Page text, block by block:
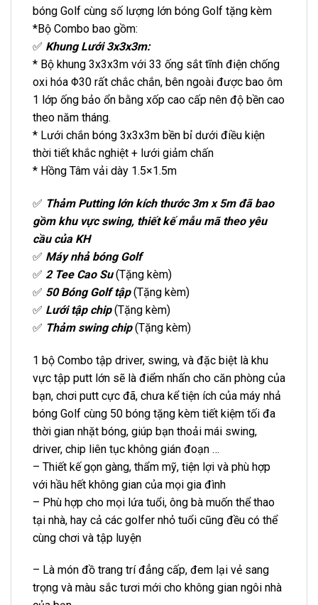
bóng Golf cùng số lượng lớn bóng Golf tặng kèm
*Bộ Combo bao gồm:
✅ Khung Lưới 3x3x3m:
* Bộ khung 3x3x3m với 33 ống sắt tĩnh điện chống
oxi hóa Φ30 rất chắc chắn, bên ngoài được bao ôm
1 lớp ống bảo ổn bằng xốp cao cấp nên độ bền cao
theo năm tháng.
* Lưới chắn bóng 3x3x3m bền bỉ dưới điều kiện
thời tiết khắc nghiệt + lưới giảm chấn
* Hồng Tâm vải dày 1.5×1.5m
✅ Thảm Putting lớn kích thước 3m x 5m đã bao
gồm khu vực swing, thiết kế mẫu mã theo yêu
cầu của KH
✅ Máy nhả bóng Golf
✅ 2 Tee Cao Su (Tặng kèm)
✅ 50 Bóng Golf tập(Tặng kèm)
✅ Lưới tập chip(Tặng kèm)
✅ Thảm swing chip(Tặng kèm)
1 bộ Combo tập driver, swing, và đặc biệt là khu
vực tập putt lớn sẽ là điểm nhấn cho căn phòng của
bạn, chơi putt cực đã, chưa kể tiện ích của máy nhả
bóng Golf cùng 50 bóng tặng kèm tiết kiệm tối đa
thời gian nhặt bóng, giúp bạn thoải mái swing,
driver, chip liên tục không gián đoạn …
– Thiết kế gọn gàng, thẩm mỹ, tiện lợi và phù hợp
với hầu hết không gian của mọi gia đình
– Phù hợp cho mọi lứa tuổi, ông bà muốn thể thao
tại nhà, hay cả các golfer nhỏ tuổi cũng đều có thể
cùng chơi và tập luyện
– Là món đồ trang trí đẳng cấp, đem lại vẻ sang
trọng và màu sắc tươi mới cho không gian ngôi nhà